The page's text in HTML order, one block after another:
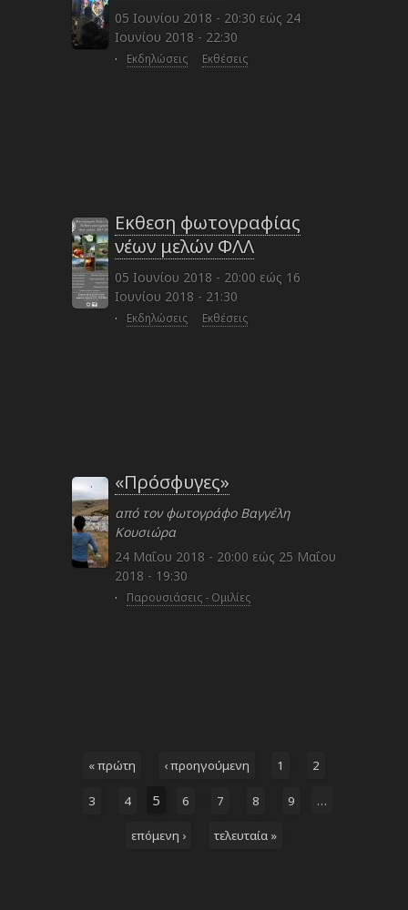
05 Ιουνίου 2018 - 20:30 εώς 24
Ιουνίου 2018 - 22:30
· Εκδηλώσεις Εκθέσεις
Εκθεση φωτογραφίας
νέων μελών ΦΛΛ
05 Ιουνίου 2018 - 20:00 εώς 16
Ιουνίου 2018 - 21:30
· Εκδηλώσεις Εκθέσεις
«Πρόσφυγες»
από τον φωτογράφο Βαγγέλη
Κουσιώρα
24 Μαΐου 2018 - 20:00 εώς 25 Μαΐου
2018 - 19:30
· Παρουσιάσεις - Ομιλίες
« πρώτη ‹ προηγούμενη 1 2
3 4 5 6 7 8 9 …
επόμενη › τελευταία »